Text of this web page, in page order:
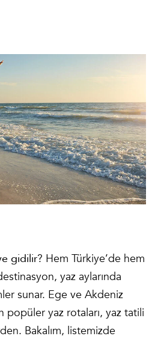
gidilir? Hem Türkiye’de hem
yaz aylarında
sunar. Ege ve Akdeniz
popüler yaz rotaları, yaz tatili
Bakalım, listemizde